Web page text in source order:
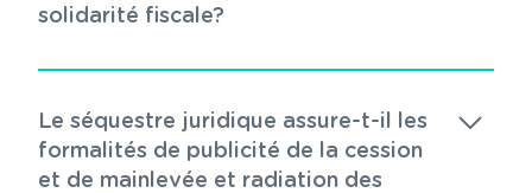
solidarité fiscale?
Le séquestre juridique assure-t-il les
formalités de publicité de la cession
et de mainlevée et radiation des